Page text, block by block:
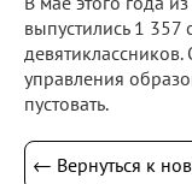
выпустились 1 357
девятиклассников.
управления
пустовать.
← Вернуться к